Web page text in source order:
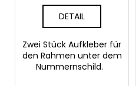
DETAIL
Zwei Stück Aufkleber für
den Rahmen unter dem
Nummernschild.